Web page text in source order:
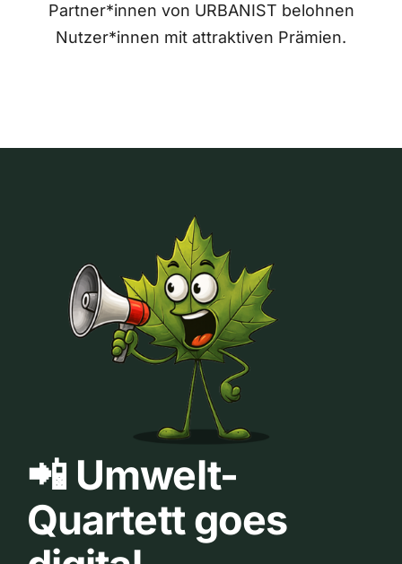
Partner*innen von URBANIST belohnen
Nutzer*innen mit attraktiven Prämien.
📲 Umwelt-
Quartett goes